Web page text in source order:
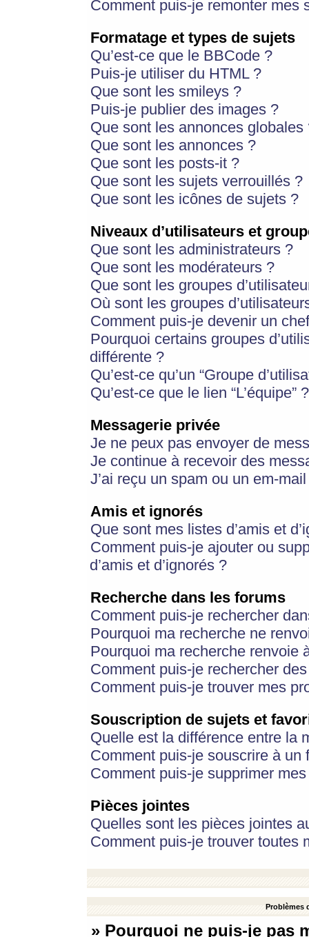
Comment puis-je remonter mes
Formatage et types de sujets
Qu’est-ce que le BBCode ?
Puis-je utiliser du HTML ?
Que sont les smileys ?
Puis-je publier des images ?
Que sont les annonces globales
Que sont les annonces ?
Que sont les posts-it ?
Que sont les sujets verrouillés ?
Que sont les icônes de sujets ?
Niveaux d’utilisateurs et
Que sont les administrateurs ?
Que sont les modérateurs ?
Que sont les groupes
Où sont les groupes
Comment puis-je devenir un
Pourquoi certains groupes
différente ?
Qu’est-ce qu’un “Groupe
Qu’est-ce que le lien “L’équipe” ?
Messagerie privée
Je ne peux pas envoyer de
Je continue à recevoir des
J’ai reçu un spam ou un em-
Amis et ignorés
Que sont mes listes d’amis et
Comment puis-je ajouter ou
d’amis et d’ignorés ?
Recherche dans les forums
Comment puis-je rechercher
Pourquoi ma recherche ne
Pourquoi ma recherche renvoie
Comment puis-je rechercher
Comment puis-je trouver mes
Souscription de sujets et
Quelle est la différence entre la
Comment puis-je souscrire à
Comment puis-je supprimer
Pièces jointes
Quelles sont les pièces jointes
Comment puis-je trouver toutes
Problèmes
» Pourquoi ne puis-je pas